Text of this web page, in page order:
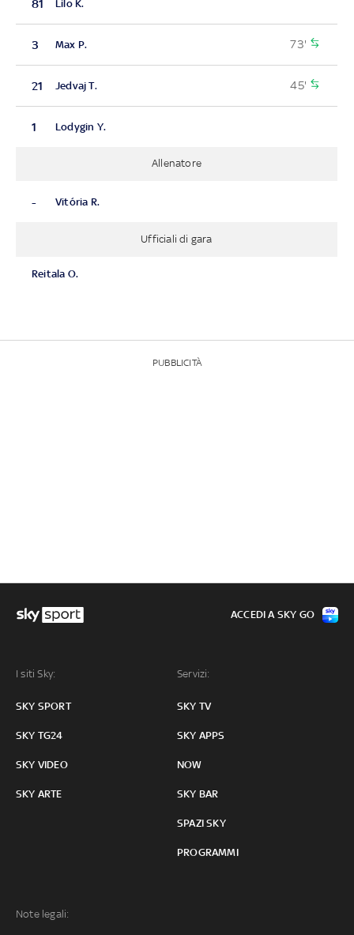
81 Lilo K.
3 Max P. 73'
21 Jedvaj T. 45'
1 Lodygin Y.
Allenatore
- Vitória R.
Ufficiali di gara
Reitala O.
PUBBLICITÀ
I siti Sky:
SKY SPORT
SKY TG24
SKY VIDEO
SKY ARTE
Servizi:
SKY TV
SKY APPS
NOW
SKY BAR
SPAZI SKY
PROGRAMMI
Note legali:
ACCEDI A SKY GO